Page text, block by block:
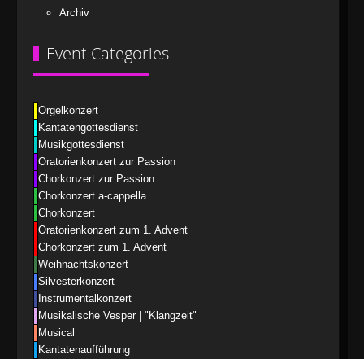
Archiv
Event Categories
Orgelkonzert
Kantatengottesdienst
Musikgottesdienst
Oratorienkonzert zur Passion
Chorkonzert zur Passion
Chorkonzert a-cappella
Chorkonzert
Oratorienkonzert zum 1. Advent
Chorkonzert zum 1. Advent
Weihnachtskonzert
Silvesterkonzert
Instrumentalkonzert
Musikalische Vesper | "Klangzeit"
Musical
Kantatenaufführung